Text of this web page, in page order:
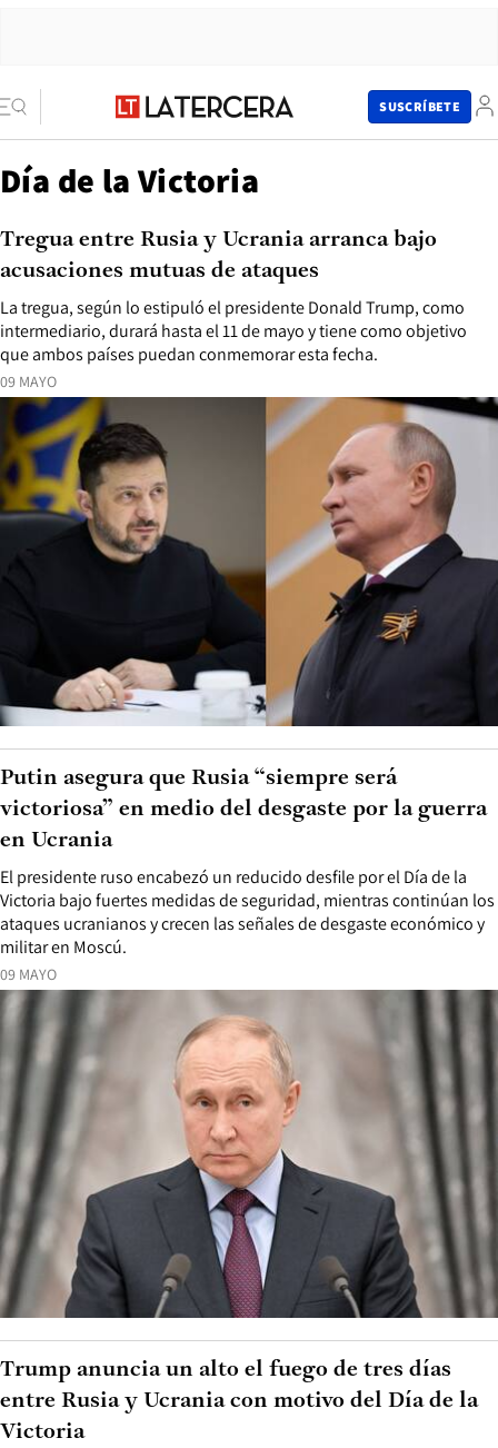
SUSCRÍBETE
Día de la Victoria
09 MAYO
La tregua, según lo estipuló el presidente Donald Trump, como
intermediario, durará hasta el 11 de mayo y tiene como objetivo
que ambos países puedan conmemorar esta fecha.
Tregua entre Rusia y Ucrania arranca bajo
acusaciones mutuas de ataques
09 MAYO
El presidente ruso encabezó un reducido desfile por el Día de la
Victoria bajo fuertes medidas de seguridad, mientras continúan los
ataques ucranianos y crecen las señales de desgaste económico y
militar en Moscú.
Putin asegura que Rusia “siempre será
victoriosa” en medio del desgaste por la guerra
en Ucrania
Trump anuncia un alto el fuego de tres días
entre Rusia y Ucrania con motivo del Día de la
Victoria